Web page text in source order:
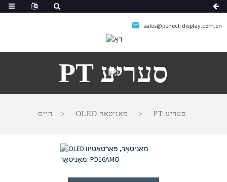
sales@perfect-display.com.cn
PT סעריע
היים OLED מאָניטאָר PT סעריע